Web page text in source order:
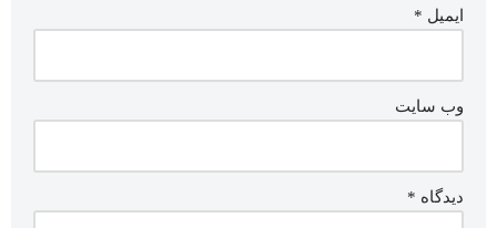
ایمیل *
وب‌ سایت
دیدگاه *